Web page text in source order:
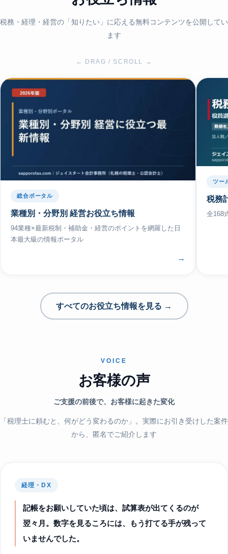
税務・経理・経営の「知りたい」に応える無料コンテンツを公開してい
ます
← DRAG / SCROLL →
総合ポータル
業種別・分野別 経営お役立ち情報
94業種×最新税制・補助金・経営のポイントを網羅した日
本最大級の情報ポータル
→
ツー
税務
全168
すべてのお役立ち情報を見る →
VOICE
お客様の声
ご支援の前後で、お客様に起きた変化
「税理士に頼むと、何がどう変わるのか」。実際にお引き受けした案件
から、匿名でご紹介します
経理・DX
記帳をお願いしていた頃は、試算表が出てくるのが
翌々月。数字を見るころには、もう打てる手が残って
いませんでした。